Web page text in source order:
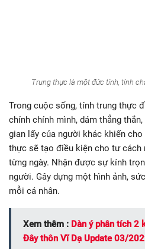
Trung thực là một đức tính, tính
Trong cuộc sống, tính trung thực
chính chính mình, dám thẳng
gian lấy của người khác khiến
thực sẽ tạo điều kiện cho tư
từng ngày. Nhận được sự kính
người. Gây dựng một hình ảnh,
mỗi cá nhân.
Xem thêm : Dàn ý phân tích 2
Đây thôn Vĩ Dạ Update 03/